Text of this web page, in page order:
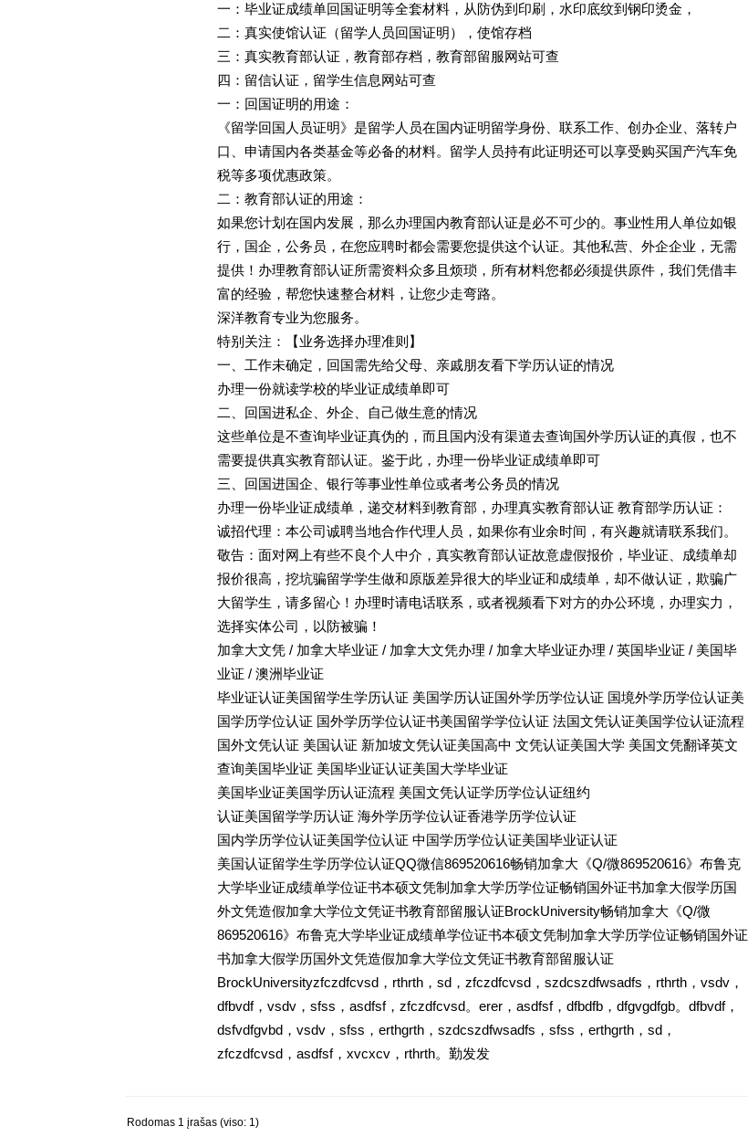
一：毕业证成绩单回国证明等全套材料，从防伪到印刷，水印底纹到钢印烫金，
二：真实使馆认证（留学人员回国证明），使馆存档
三：真实教育部认证，教育部存档，教育部留服网站可查
四：留信认证，留学生信息网站可查
一：回国证明的用途：
《留学回国人员证明》是留学人员在国内证明留学身份、联系工作、创办企业、落转户
口、申请国内各类基金等必备的材料。留学人员持有此证明还可以享受购买国产汽车免
税等多项优惠政策。
二：教育部认证的用途：
如果您计划在国内发展，那么办理国内教育部认证是必不可少的。事业性用人单位如银
行，国企，公务员，在您应聘时都会需要您提供这个认证。其他私营、外企企业，无需
提供！办理教育部认证所需资料众多且烦琐，所有材料您都必须提供原件，我们凭借丰
富的经验，帮您快速整合材料，让您少走弯路。
深洋教育专业为您服务。
特别关注：【业务选择办理准则】
一、工作未确定，回国需先给父母、亲戚朋友看下学历认证的情况
办理一份就读学校的毕业证成绩单即可
二、回国进私企、外企、自己做生意的情况
这些单位是不查询毕业证真伪的，而且国内没有渠道去查询国外学历认证的真假，也不
需要提供真实教育部认证。鉴于此，办理一份毕业证成绩单即可
三、回国进国企、银行等事业性单位或者考公务员的情况
办理一份毕业证成绩单，递交材料到教育部，办理真实教育部认证 教育部学历认证：
诚招代理：本公司诚聘当地合作代理人员，如果你有业余时间，有兴趣就请联系我们。
敬告：面对网上有些不良个人中介，真实教育部认证故意虚假报价，毕业证、成绩单却
报价很高，挖坑骗留学学生做和原版差异很大的毕业证和成绩单，却不做认证，欺骗广
大留学生，请多留心！办理时请电话联系，或者视频看下对方的办公环境，办理实力，
选择实体公司，以防被骗！
加拿大文凭 / 加拿大毕业证 / 加拿大文凭办理 / 加拿大毕业证办理 / 英国毕业证 / 美国毕
业证 / 澳洲毕业证
毕业证认证美国留学生学历认证 美国学历认证国外学历学位认证 国境外学历学位认证美
国学历学位认证 国外学历学位认证书美国留学学位认证 法国文凭认证美国学位认证流程
国外文凭认证 美国认证 新加坡文凭认证美国高中 文凭认证美国大学 美国文凭翻译英文
查询美国毕业证 美国毕业证认证美国大学毕业证
美国毕业证美国学历认证流程 美国文凭认证学历学位认证纽约
认证美国留学学历认证 海外学历学位认证香港学历学位认证
国内学历学位认证美国学位认证 中国学历学位认证美国毕业证认证
美国认证留学生学历学位认证QQ微信869520616畅销加拿大《Q/微869520616》布鲁克
大学毕业证成绩单学位证书本硕文凭制加拿大学历学位证畅销国外证书加拿大假学历国
外文凭造假加拿大学位文凭证书教育部留服认证BrockUniversity畅销加拿大《Q/微
869520616》布鲁克大学毕业证成绩单学位证书本硕文凭制加拿大学历学位证畅销国外证
书加拿大假学历国外文凭造假加拿大学位文凭证书教育部留服认证
BrockUniversityzfczdfcvsd，rthrth，sd，zfczdfcvsd，szdcszdfwsadfs，rthrth，vsdv，
dfbvdf，vsdv，sfss，asdfsf，zfczdfcvsd。erer，asdfsf，dfbdfb，dfgvgdfgb。dfbvdf，
dsfvdfgvbd，vsdv，sfss，erthgrth，szdcszdfwsadfs，sfss，erthgrth，sd，
zfczdfcvsd，asdfsf，xvcxcv，rthrth。勤发发
Rodomas 1 įrašas (viso: 1)